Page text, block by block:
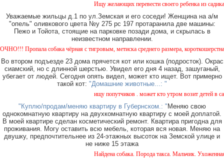
Ищу желающих перевести своего ребенка из
Уважаемые жильцы д.1 по ул.Земская и его соседи! Женщина на а/м
"опель" оливкового цвета №у 275 рс 197 протаранила две машины:
Пежо и Тойота, стоящие на парковке позади дома, и скрылась в
неизвестном направлении.
Пропала собака чёрная с тигровым, метиска среднего размера, короткошерстная.
Во втором подъезде 23 дома прячется кот или кошка (подросток). Окрас
сиамский, но с длинной шерстью. Увидел его дня 4 назад, зашуганый,
убегает от людей. Сегодня опять видел, может кто ищет. Вот примерно
такой кот: "Домашние животные...: "
ищу попутчиков . может кто утром возит детей в
"Куплю/продам/меняю квартиру в Губернском.: " Меняю свою
однокомнатную квартиру на двухкомнатную квартиру с моей доплатой.
В моей квартире сделан косметический ремонт. Квартира пригодна для
проживания. Могу оставить всю мебель, которая вся новая. Меняю на
двушку, предпочтительнее из 24-этажных высоток на Земской улице и
не ниже 15 этажа
Найдена собака. Порода такса. Мальчик.